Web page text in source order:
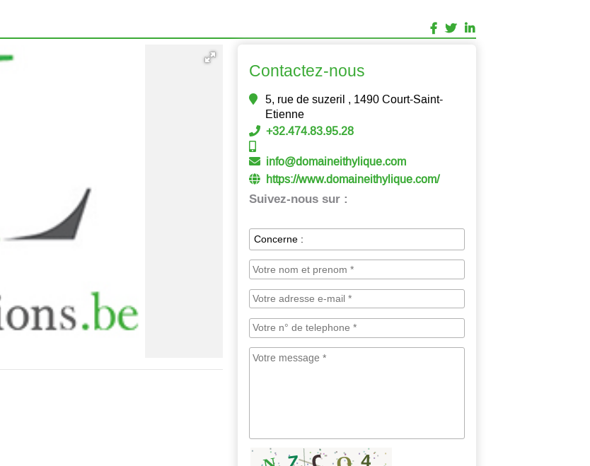
Contactez-nous
5, rue de suzeril , 1490 Court-Saint-
Etienne
+32.474.83.95.28
info@domaineithylique.com
https://www.domaineithylique.com/
Suivez-nous sur :